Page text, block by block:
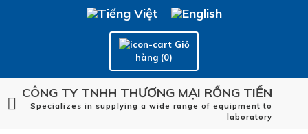
Giỏ
hàng (0)
CÔNG TY TNHH THƯƠNG MẠI RỒNG TIẾN
Specializes in supplying a wide range of equipment to
laboratory